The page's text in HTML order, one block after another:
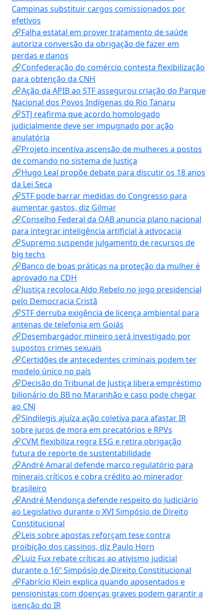
Campinas substituir cargos comissionados por
efetivos
🔗Falha estatal em prover tratamento de saúde
autoriza conversão da obrigação de fazer em
perdas e danos
🔗Confederação do comércio contesta flexibilização
para obtenção da CNH
🔗Ação da APIB ao STF assegurou criação do Parque
Nacional dos Povos Indígenas do Rio Tanaru
🔗STJ reafirma que acordo homologado
judicialmente deve ser impugnado por ação
anulatória
🔗Projeto incentiva ascensão de mulheres a postos
de comando no sistema de Justiça
🔗Hugo Leal propõe debate para discutir os 18 anos
da Lei Seca
🔗STF pode barrar medidas do Congresso para
aumentar gastos, diz Gilmar
🔗Conselho Federal da OAB anuncia plano nacional
para integrar inteligência artificial à advocacia
🔗Supremo suspende julgamento de recursos de
big techs
🔗Banco de boas práticas na proteção da mulher é
aprovado na CDH
🔗Justiça recoloca Aldo Rebelo no jogo presidencial
pelo Democracia Cristã
🔗STF derruba exigência de licença ambiental para
antenas de telefonia em Goiás
🔗Desembargador mineiro será investigado por
supostos crimes sexuais
🔗Certidões de antecedentes criminais podem ter
modelo único no país
🔗Decisão do Tribunal de Justiça libera empréstimo
bilionário do BB no Maranhão e caso pode chegar
ao CNJ
🔗Sindilegis ajuíza ação coletiva para afastar IR
sobre juros de mora em precatórios e RPVs
🔗CVM flexibiliza regra ESG e retira obrigação
futura de reporte de sustentabilidade
🔗André Amaral defende marco regulatório para
minerais críticos e cobra crédito ao minerador
brasileiro
🔗André Mendonça defende respeito do Judiciário
ao Legislativo durante o XVI Simpósio de Direito
Constitucional
🔗Leis sobre apostas reforçam tese contra
proibição dos cassinos, diz Paulo Horn
🔗Luiz Fux rebate críticas ao ativismo judicial
durante o 16º Simpósio de Direito Constitucional
🔗Fabrício Klein explica quando aposentados e
pensionistas com doenças graves podem garantir a
isenção do IR